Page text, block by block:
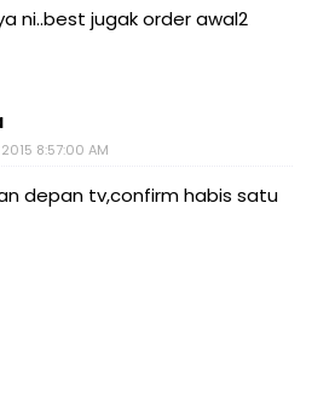
ni..best jugak order awal2
8:57:00 AM
depan tv,confirm habis satu